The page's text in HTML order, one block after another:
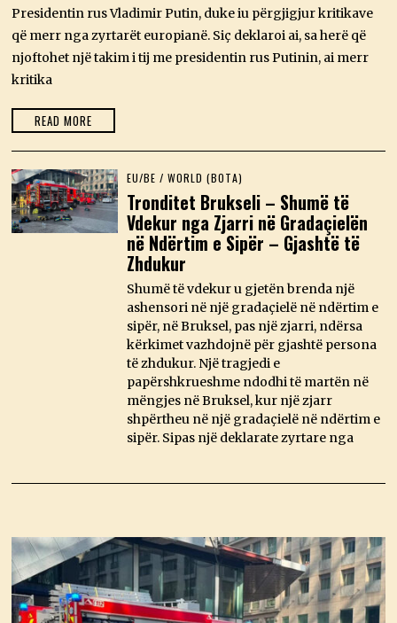
2
0
2
6
Presidentin rus Vladimir Putin, duke iu përgjigjur kritikave
që merr nga zyrtarët europianë. Siç deklaroi ai, sa herë që
njoftohet një takim i tij me presidentin rus Putinin, ai merr
kritika
READ MORE
EU/BE / WORLD (BOTA)
Tronditet Brukseli – Shumë të
Vdekur nga Zjarri në Gradaçielën
në Ndërtim e Sipër – Gjashtë të
Zhdukur
Shumë të vdekur u gjetën brenda një
ashensori në një gradaçielë në ndërtim e
sipër, në Bruksel, pas një zjarri, ndërsa
kërkimet vazhdojnë për gjashtë persona
të zhdukur. Një tragjedi e
papërshkrueshme ndodhi të martën në
mëngjes në Bruksel, kur një zjarr
shpërtheu në një gradaçielë në ndërtim e
sipër. Sipas një deklarate zyrtare nga